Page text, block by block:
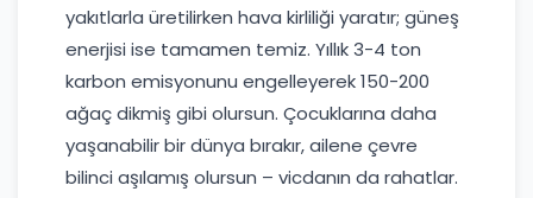
yakıtlarla üretilirken hava kirliliği yaratır; güneş
enerjisi ise tamamen temiz. Yıllık 3-4 ton
karbon emisyonunu engelleyerek 150-200
ağaç dikmiş gibi olursun. Çocuklarına daha
yaşanabilir bir dünya bırakır, ailene çevre
bilinci aşılamış olursun – vicdanın da rahatlar.